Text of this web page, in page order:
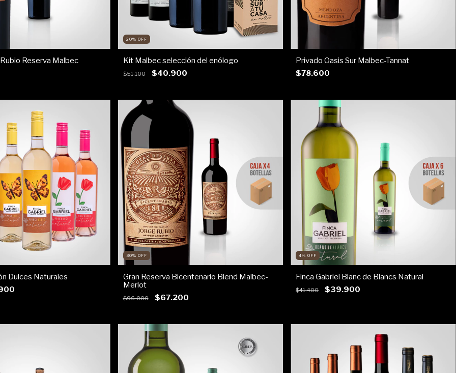
Reserva Malbec
20% OFF
Kit Malbec selección del enólogo
$51.100 $40.900
Privado Oasis Sur Malbec-Tannat
$78.600
Dulces Naturales
30% OFF
Gran Reserva Bicentenario Blend Malbec-
Merlot
$96.000 $67.200
4%OFF
Finca Gabriel Blanc de Blancs Natural
$41.400 $39.900